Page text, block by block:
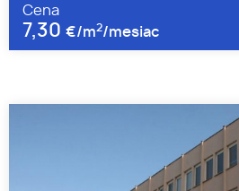
Cena
7,30 €/m2/mesiac